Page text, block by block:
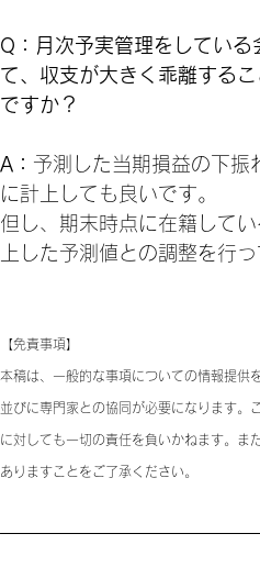
Q：月次予実管理をしてい
て、収支が大きく乖離する
ですか？
A： 予測した当期損益の下振
に計上しても良いです。
但し、期末時点に在籍して
上した予測値との調整を行っ
【免責事項】
本稿は、一般的な事項についての情報提供
並びに専門家との協同が必要になります。
に対しても一切の責任を負いかねます。ま
ありますことをご了承ください。